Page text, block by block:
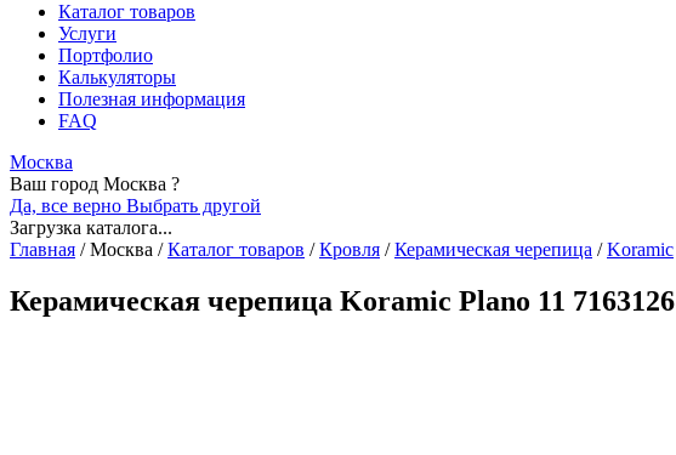
Каталог товаров
Услуги
Портфолио
Калькуляторы
Полезная информация
FAQ
Москва
Ваш город Москва ?
Да, все верно Выбрать другой
Загрузка каталога...
Главная /Москва / Каталог товаров / Кровля / Керамическая черепица / Koramic
Керамическая черепица Koramic Plano 11 7163126